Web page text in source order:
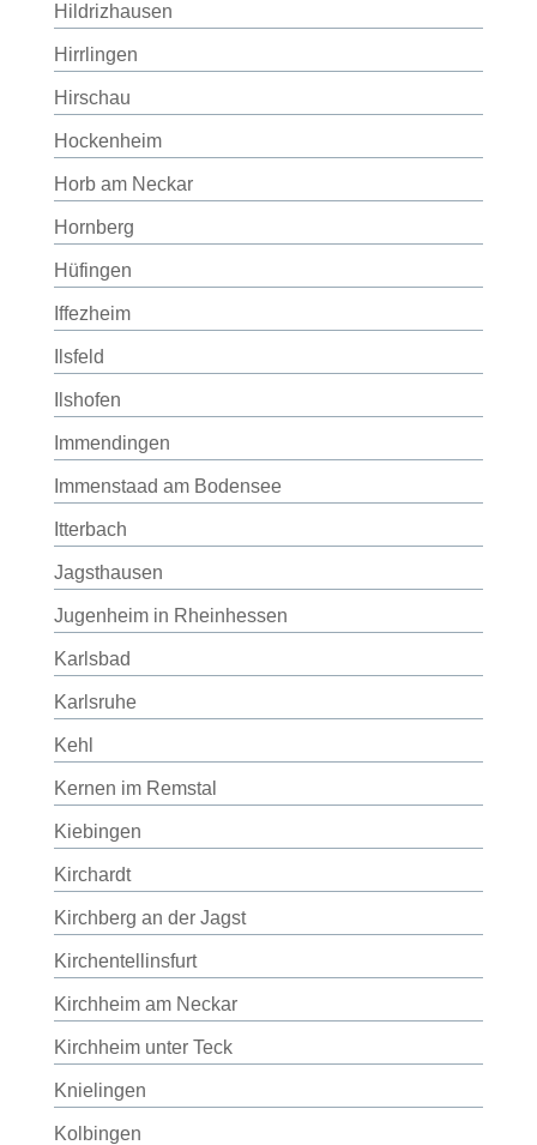
Hildrizhausen
Hirrlingen
Hirschau
Hockenheim
Horb am Neckar
Hornberg
Hüfingen
Iffezheim
Ilsfeld
Ilshofen
Immendingen
Immenstaad am Bodensee
Itterbach
Jagsthausen
Jugenheim in Rheinhessen
Karlsbad
Karlsruhe
Kehl
Kernen im Remstal
Kiebingen
Kirchardt
Kirchberg an der Jagst
Kirchentellinsfurt
Kirchheim am Neckar
Kirchheim unter Teck
Knielingen
Kolbingen